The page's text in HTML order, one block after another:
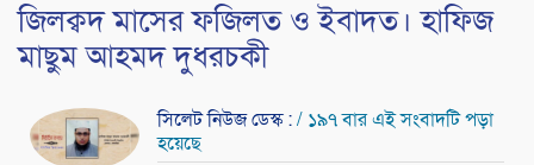
জিলক্বদ মাসের ফজিলত ও ইবাদত। হাফিজ
মাছুম আহমদ দুধরচকী
সিলেট নিউজ ডেস্ক :/ ১৯৭ বার এই সংবাদটি পড়া
হয়েছে